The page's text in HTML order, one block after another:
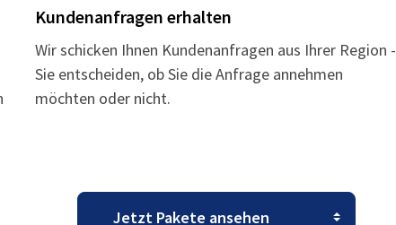
Kundenanfragen erhalten
Wir schicken Ihnen Kundenanfragen aus Ihrer Region -
Sie entscheiden, ob Sie die Anfrage annehmen
möchten oder nicht.